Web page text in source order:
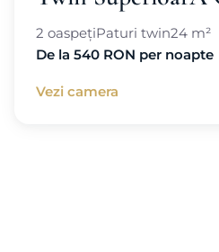
2 oaspețiPaturi twin24 m²
De la 540 RON per noapte
Vezi camera